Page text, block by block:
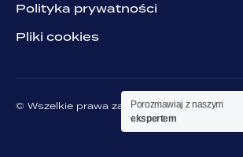
Polityka prywatności
Pliki cookies
© Wszelkie prawa zastrzeżone. Grupa NJOB
Porozmawiaj z naszym
ekspertem